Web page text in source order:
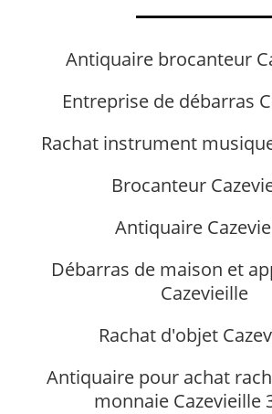
Antiquaire brocanteur
Entreprise de débarras
Rachat instrument
Brocanteur
Antiquaire
Débarras de maison et
Cazevieille
Rachat d'objet
Antiquaire pour achat
monnaie Cazevieille